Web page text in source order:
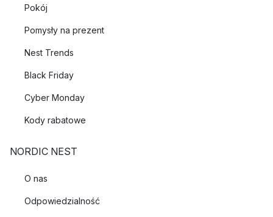
Pokój
Pomysły na prezent
Nest Trends
Black Friday
Cyber Monday
Kody rabatowe
NORDIC NEST
O nas
Odpowiedzialność